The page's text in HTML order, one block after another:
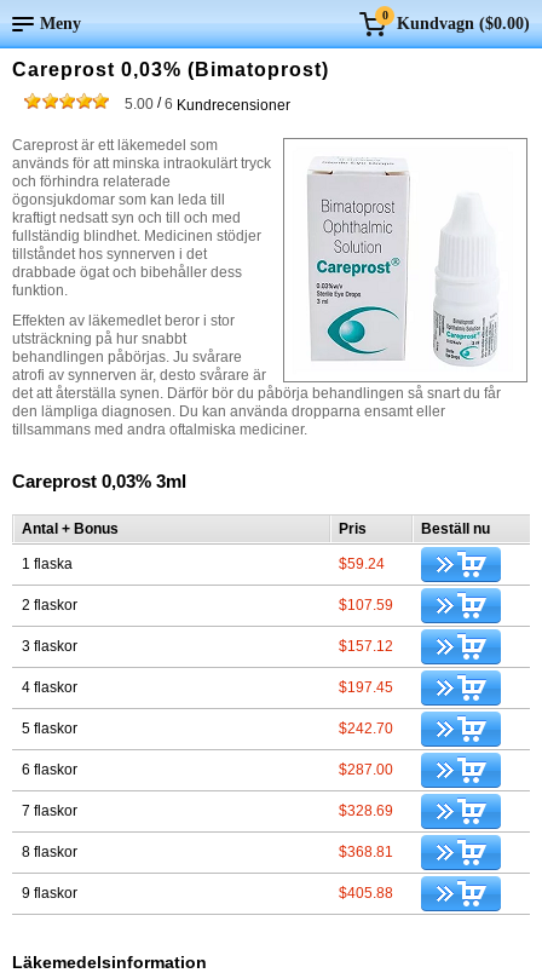
Meny 0 Kundvagn ($0.00)
Careprost 0,03% (Bimatoprost)
5.00 /6 Kundrecensioner
Careprost är ett läkemedel som
används för att minska intraokulärt tryck
och förhindra relaterade
ögonsjukdomar som kan leda till
kraftigt nedsatt syn och till och med
fullständig blindhet. Medicinen stödjer
tillståndet hos synnerven i det
drabbade ögat och bibehåller dess
funktion.
Effekten av läkemedlet beror i stor
utsträckning på hur snabbt
behandlingen påbörjas. Ju svårare
atrofi av synnerven är, desto svårare är
det att återställa synen. Därför bör du påbörja behandlingen så snart du får
den lämpliga diagnosen. Du kan använda dropparna ensamt eller
tillsammans med andra oftalmiska mediciner.
Careprost 0,03% 3ml
Antal + Bonus Pris Beställ nu
1 flaska $59.24
2 flaskor $107.59
3 flaskor $157.12
4 flaskor $197.45
5 flaskor $242.70
6 flaskor $287.00
7 flaskor $328.69
8 flaskor $368.81
9 flaskor $405.88
Läkemedelsinformation